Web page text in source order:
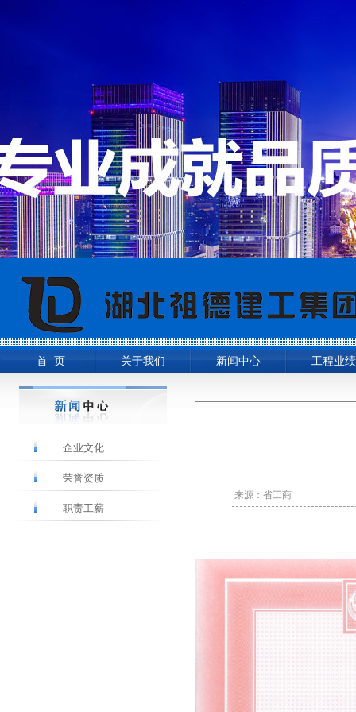
首 页 关于我们 新闻中心 工程业绩
企业文化
荣誉资质
职责工薪
来源：省工商